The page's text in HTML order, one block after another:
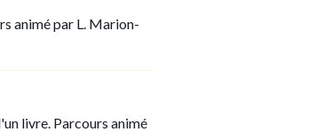
animé par L. Marion-
livre. Parcours animé